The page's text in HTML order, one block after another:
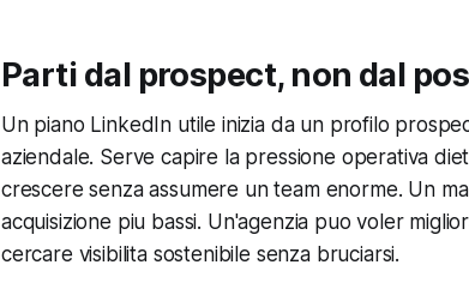
Parti dal prospect, non dal
Un piano LinkedIn utile inizia da un profilo
aziendale. Serve capire la pressione operativa
crescere senza assumere un team enorme. Un
acquisizione piu bassi. Un'agenzia puo voler
cercare visibilita sostenibile senza bruciarsi.